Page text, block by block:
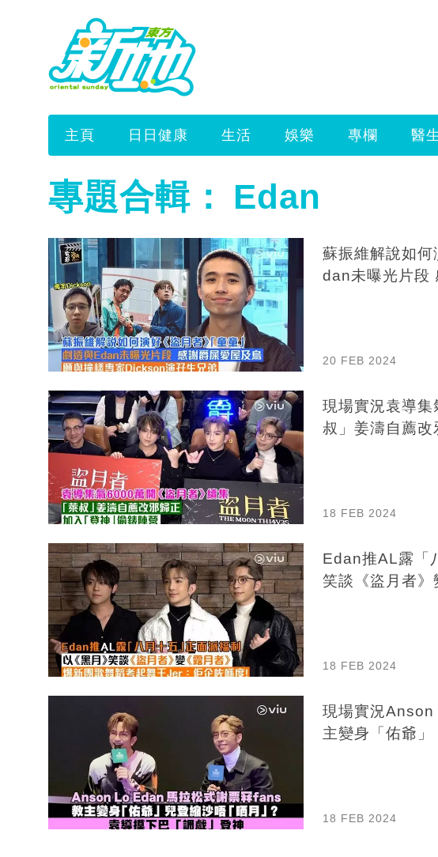
主頁 日日健康 生活 娛樂 專欄 醫
專題合輯： Edan
蘇振維解說如
20 FEB 2024
現場實況袁導
叔」姜濤自薦
18 FEB 2024
Edan推AL露「
笑談《盜月者
18 FEB 2024
現場實況
主變身「佑爺
18 FEB 2024